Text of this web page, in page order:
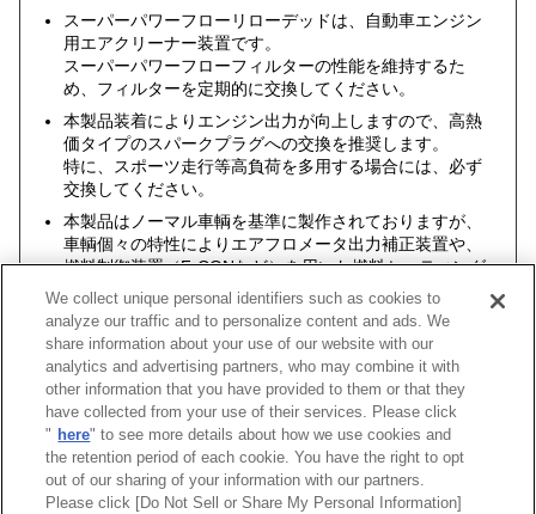
スーパーパワーフローリローデッドは、自動車エンジン
用エアクリーナー装置です。
スーパーパワーフローフィルターの性能を維持するた
め、フィルターを定期的に交換してください。
本製品装着によりエンジン出力が向上しますので、高熱
価タイプのスパークプラグへの交換を推奨します。
特に、スポーツ走行等高負荷を多用する場合には、必ず
交換してください。
本製品はノーマル車輌を基準に製作されておりますが、
車輌個々の特性によりエアフロメータ出力補正装置や、
燃料制御装置（F-CONなど）を用いた燃料セッティング
が必要になる場合もあります。
車種 類別 エンジン
ランサーエボリューションII CE9A 4G63(TURBO) 94/01 -95/
We collect unique personal identifiers such as cookies to
analyze our traffic and to personalize content and ads. We
share information about your use of our website with our
analytics and advertising partners, who may combine it with
other information that you have provided to them or that they
have collected from your use of their services. Please click
" here" to see more details about how we use cookies and
the retention period of each cookie. You have the right to opt
out of our sharing of your information with our partners.
Please click [Do Not Sell or Share My Personal Information]